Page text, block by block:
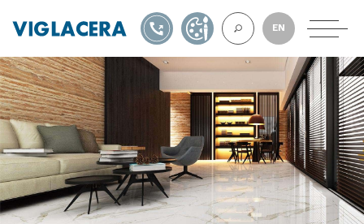
VỀ CHÚNG
GẠCH ỐP LÁT
EN
1900561582TỰ THIẾT KẾ